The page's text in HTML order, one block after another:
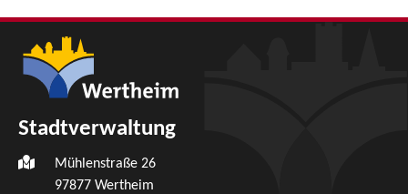
Stadtverwaltung
Mühlenstraße 26
97877 Wertheim